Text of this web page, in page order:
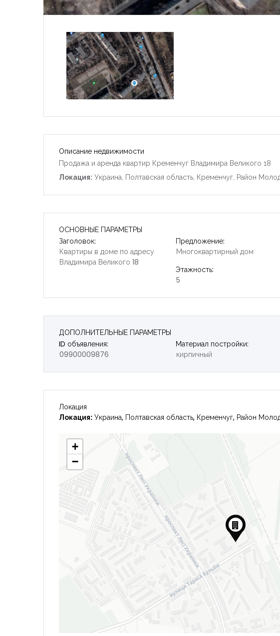
Описание недвижимости
Продажа и аренда квартир Кременчуг Владимира Великого 18
Локация: Украина, Полтавская область, Кременчуг, Район
ОСНОВНЫЕ ПАРАМЕТРЫ
Заголовок:
Квартиры в доме по адресу
Владимира Великого 18
Предложение:
Многоквартирный дом
Этажность:
5
ДОПОЛНИТЕЛЬНЫЕ ПАРАМЕТРЫ
ID объявления:
09900009876
Материал постройки:
кирпичный
Локация
Локация: Украина, Полтавская область, Кременчуг, Район
+
−